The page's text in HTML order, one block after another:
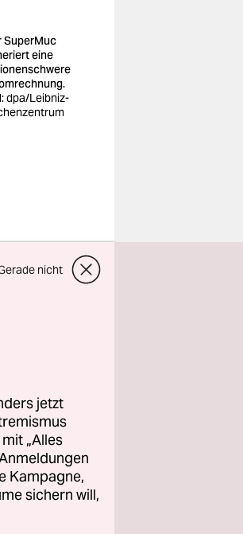
SuperMuc
eine
dpa/Leibniz-
nicht
jetzt
„Alles
Kampagne,
sichern will,